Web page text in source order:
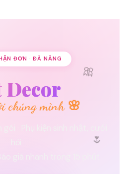
🎀
🌷
ĐƠN · ĐÀ NẴNG
Decor
chúng mình 🌸